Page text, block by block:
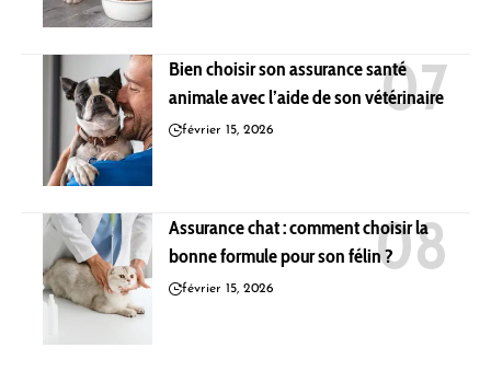
Bien choisir son assurance santé
animale avec l’aide de son vétérinaire
février 15, 2026
Assurance chat : comment choisir la
bonne formule pour son félin ?
février 15, 2026